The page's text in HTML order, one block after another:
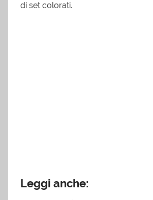
di set colorati.
Leggi anche: